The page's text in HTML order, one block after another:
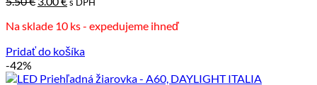
bola: je:
Na sklade 10 ks - expedujeme ihneď
Pridať do košíka
-42%